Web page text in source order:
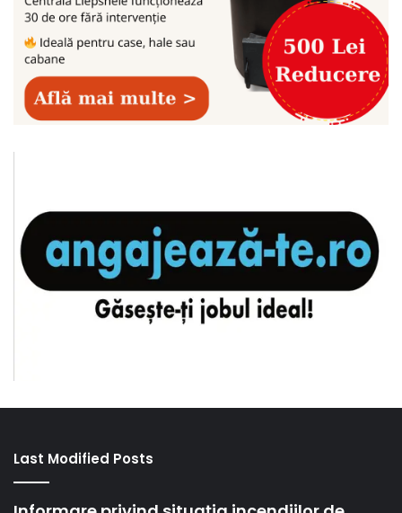
Last Modified Posts